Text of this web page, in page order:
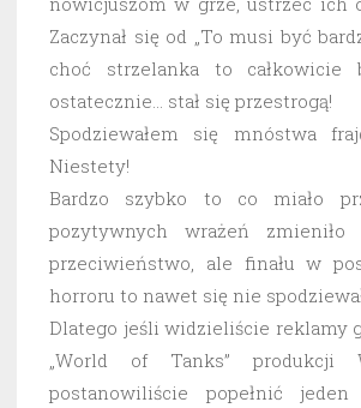
Zaczynał się od „To musi być
choć strzelanka to całkowicie
ostatecznie… stał się przestrogą!
Spodziewałem się mnóstwa
Niestety!
Bardzo szybko to co miało
pozytywnych wrażeń
przeciwieństwo, ale finału w
horroru to nawet się nie
Dlatego jeśli widzieliście reklamy
„World of Tanks” produkcji
postanowiliście popełnić